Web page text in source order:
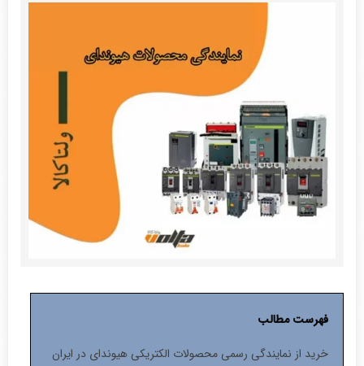
فهرست مطالب
خرید از نمایندگی رسمی محصولات الکتریکی هیوندای در ایران